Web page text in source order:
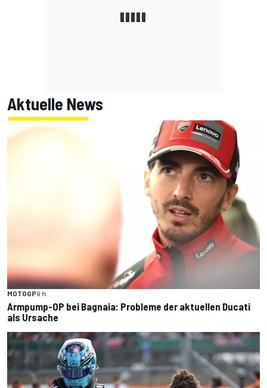
Aktuelle News
MOTOGP9 h
Armpump-OP bei Bagnaia: Probleme der aktuellen Ducati
als Ursache